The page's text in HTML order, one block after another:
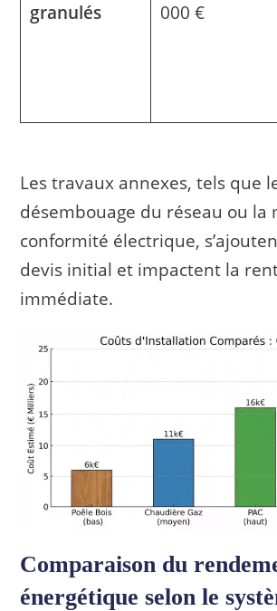
granulés
000 €
Les travaux annexes, tels que
désembouage du réseau ou la
conformité électrique,
devis initial et impactent la
immédiate.
Comparaison du
énergétique selon le